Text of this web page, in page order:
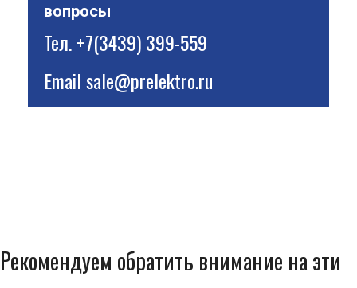
вопросы
Тел.+7(3439) 399-559
Emailsale@prelektro.ru
Рекомендуем обратить внимание на эти